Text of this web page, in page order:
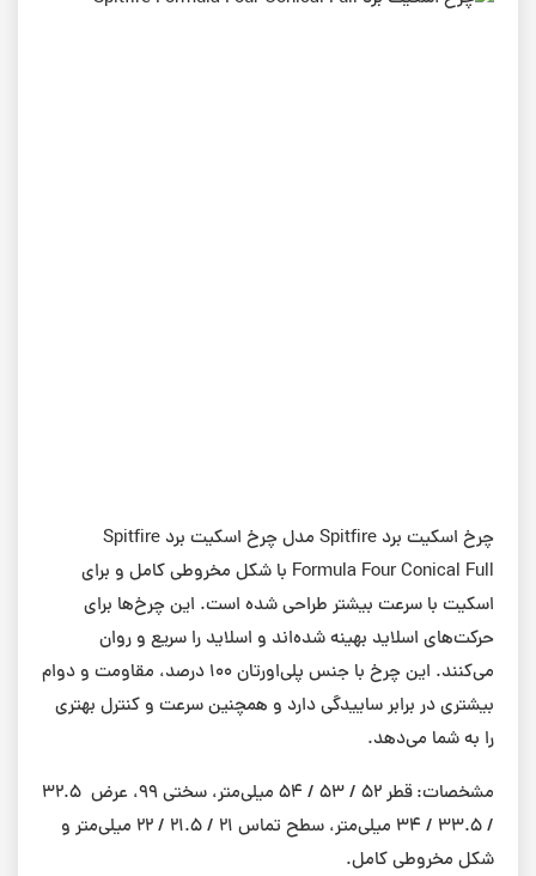
چرخ اسکیت برد Spitfire مدل چرخ اسکیت برد Spitfire
Formula Four Conical Full با شکل مخروطی کامل و برای
اسکیت‌ با سرعت بیشتر طراحی شده است. این چرخ‌ها برای
حرکت‌های اسلاید بهینه شده‌اند و اسلاید را سریع و روان
می‌کنند. این چرخ با جنس پلی‌اورتان ۱۰۰ درصد، مقاومت و دوام
بیشتری در برابر ساییدگی دارد و همچنین سرعت و کنترل بهتری
را به شما می‌دهد.
مشخصات:
قطر 52 / 53 / 54 میلی‌متر، سختی 99، عرض 32.5
/ 33.5 / 34 میلی‌متر، سطح تماس 21 / 21.5 / 22 میلی‌متر و
شکل مخروطی کامل.